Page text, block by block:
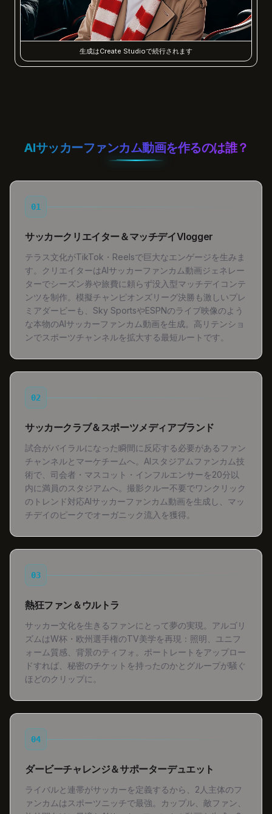
生成はCreate Studioで続行されます
AIサッカーファンカム動画を作るのは誰？
01
サッカークリエイター＆マッチデイVlogger
テラス文化がTikTok・Reelsで巨大なエンゲージを生みま
す。クリエイターはAIサッカーファンカム動画ジェネレー
ターでシーズン券や旅費に頼らず没入型マッチデイコンテ
ンツを制作。模擬チャンピオンズリーグ決勝も激しいプレ
ミアダービーも、Sky SportsやESPNのライブ映像のよう
な本物のAIサッカーファンカム動画を生成。高リテンショ
ンでスポーツチャンネルを拡大する最短ルートです。
02
サッカークラブ＆スポーツメディアブランド
試合がバイラルになった瞬間に反応する必要があるファン
チャンネルとマーケチームへ。AIスタジアムファンカム技
術で、司会者・マスコット・インフルエンサーを20分以
内に満員のスタジアムへ。撮影クルー不要でワンクリック
のトレンド対応AIサッカーファンカム動画を生成し、マッ
チデイのピークでオーガニック流入を獲得。
03
熱狂ファン＆ウルトラ
サッカー文化を生きるファンにとって夢の実現。アルゴリ
ズムはW杯・欧州選手権のTV美学を再現：照明、ユニフ
ォーム質感、背景のティフォ。ポートレートをアップロー
ドすれば、秘密のチケットを持ったのかとグループが騒ぐ
ほどのクリップに。
04
ダービーチャレンジ＆サポーターデュエット
ライバルと連帯がサッカーを定義するから、2人主体のフ
ァンカムはスポーツニッチで最強。カップル、敵ファン、